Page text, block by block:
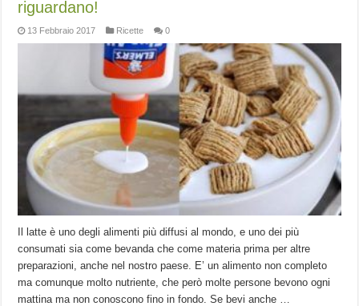
riguardano!
13 Febbraio 2017 Ricette 0
Il latte è uno degli alimenti più diffusi al mondo, e uno dei più
consumati sia come bevanda che come materia prima per altre
preparazioni, anche nel nostro paese. E’ un alimento non completo
ma comunque molto nutriente, che però molte persone bevono ogni
mattina ma non conoscono fino in fondo. Se bevi anche …